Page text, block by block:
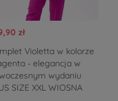
zł
Violetta w kolorze
- elegancja w
wydaniu
SIZE XXL WIOSNA